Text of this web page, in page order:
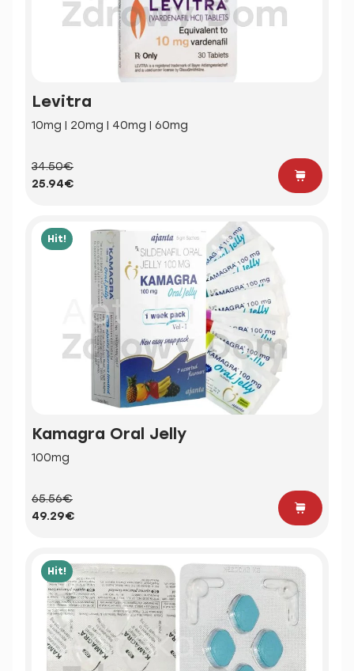
Levitra
10mg | 20mg | 40mg | 60mg
34.50€
25.94€
Hit!
Kamagra Oral Jelly
100mg
65.56€
49.29€
Hit!